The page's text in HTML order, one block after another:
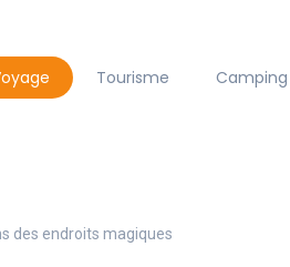
Tourisme Camping
des endroits magiques